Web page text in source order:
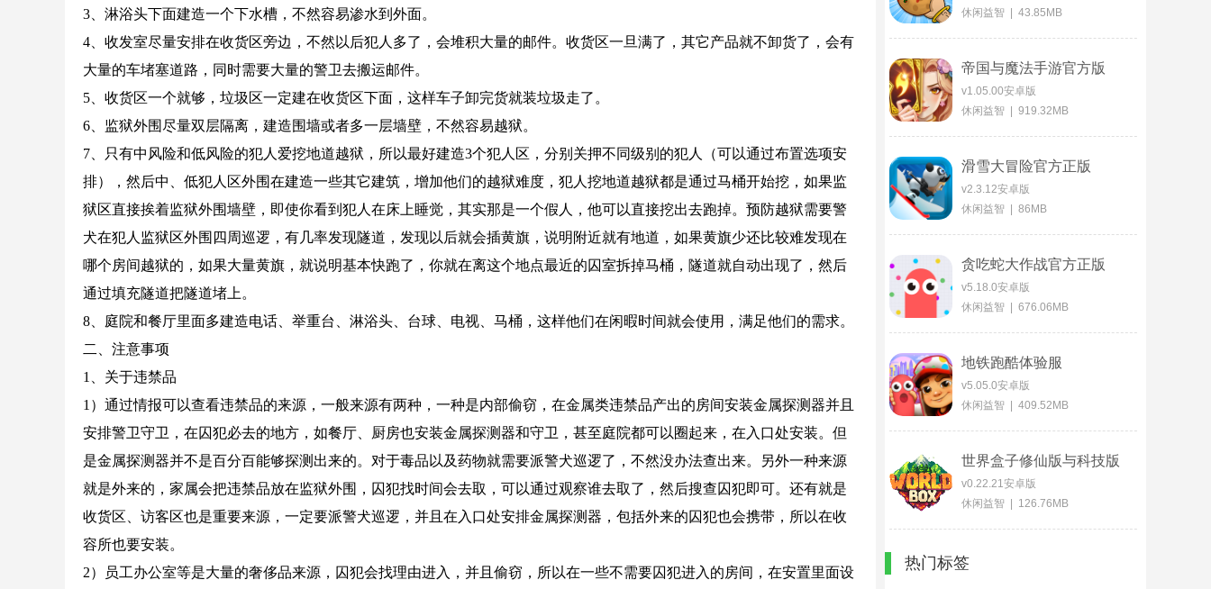
3、淋浴头下面建造一个下水槽，不然容易渗水到外面。
4、收发室尽量安排在收货区旁边，不然以后犯人多了，会堆积大量的邮件。收货区一旦满了，其它产品就不卸货了，会有
大量的车堵塞道路，同时需要大量的警卫去搬运邮件。
5、收货区一个就够，垃圾区一定建在收货区下面，这样车子卸完货就装垃圾走了。
6、监狱外围尽量双层隔离，建造围墙或者多一层墙壁，不然容易越狱。
7、只有中风险和低风险的犯人爱挖地道越狱，所以最好建造3个犯人区，分别关押不同级别的犯人（可以通过布置选项安
排），然后中、低犯人区外围在建造一些其它建筑，增加他们的越狱难度，犯人挖地道越狱都是通过马桶开始挖，如果监
狱区直接挨着监狱外围墙壁，即使你看到犯人在床上睡觉，其实那是一个假人，他可以直接挖出去跑掉。预防越狱需要警
犬在犯人监狱区外围四周巡逻，有几率发现隧道，发现以后就会插黄旗，说明附近就有地道，如果黄旗少还比较难发现在
哪个房间越狱的，如果大量黄旗，就说明基本快跑了，你就在离这个地点最近的囚室拆掉马桶，隧道就自动出现了，然后
通过填充隧道把隧道堵上。
8、庭院和餐厅里面多建造电话、举重台、淋浴头、台球、电视、马桶，这样他们在闲暇时间就会使用，满足他们的需求。
二、注意事项
1、关于违禁品
1）通过情报可以查看违禁品的来源，一般来源有两种，一种是内部偷窃，在金属类违禁品产出的房间安装金属探测器并且
安排警卫守卫，在囚犯必去的地方，如餐厅、厨房也安装金属探测器和守卫，甚至庭院都可以圈起来，在入口处安装。但
是金属探测器并不是百分百能够探测出来的。对于毒品以及药物就需要派警犬巡逻了，不然没办法查出来。另外一种来源
就是外来的，家属会把违禁品放在监狱外围，囚犯找时间会去取，可以通过观察谁去取了，然后搜查囚犯即可。还有就是
收货区、访客区也是重要来源，一定要派警犬巡逻，并且在入口处安排金属探测器，包括外来的囚犯也会携带，所以在收
容所也要安装。
2）员工办公室等是大量的奢侈品来源，囚犯会找理由进入，并且偷窃，所以在一些不需要囚犯进入的房间，在安置里面设
休闲益智 | 43.85MB
帝国与魔法手游官方版
v1.05.00安卓版
休闲益智 | 919.32MB
滑雪大冒险官方正版
v2.3.12安卓版
休闲益智 | 86MB
贪吃蛇大作战官方正版
v5.18.0安卓版
休闲益智 | 676.06MB
地铁跑酷体验服
v5.05.0安卓版
休闲益智 | 409.52MB
世界盒子修仙版与科技版
mod版
v0.22.21安卓版
休闲益智 | 126.76MB
热门标签